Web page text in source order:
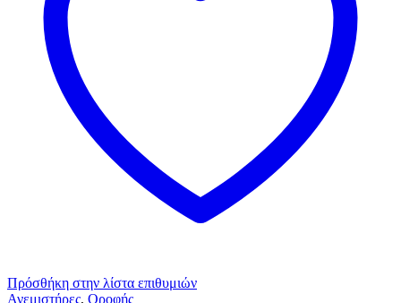
Πρόσθήκη στην λίστα επιθυμιών
Ανεμιστήρες, Οροφής